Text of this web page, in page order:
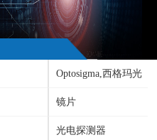
Optosigma,西格玛光
机镜片
光电探测器